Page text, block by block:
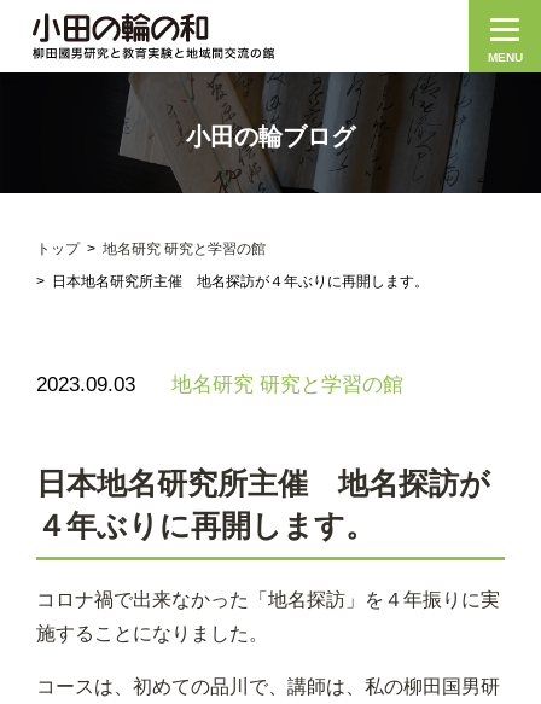
MENU
小田の輪ブログ
トップ
地名研究 研究と学習の館
日本地名研究所主催 地名探訪が４年ぶりに再開します。
2023.09.03 地名研究 研究と学習の館
日本地名研究所主催 地名探訪が
４年ぶりに再開します。
コロナ禍で出来なかった「地名探訪」を４年振りに実
施することになりました。
コースは、初めての品川で、講師は、私の柳田国男研